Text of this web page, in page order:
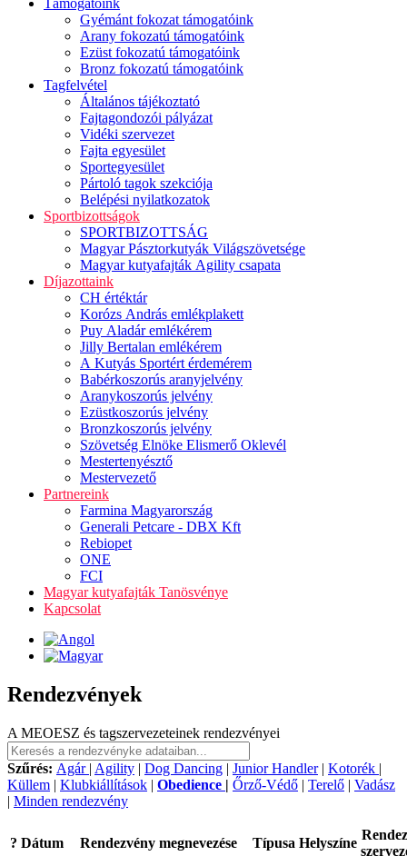
Támogatóink
Gyémánt fokozat támogatóink
Arany fokozatú támogatóink
Ezüst fokozatú támogatóink
Bronz fokozatú támogatóink
Tagfelvétel
Általános tájékoztató
Fajtagondozói pályázat
Vidéki szervezet
Fajta egyesület
Sportegyesület
Pártoló tagok szekciója
Belépési nyilatkozatok
Sportbizottságok
SPORTBIZOTTSÁG
Magyar Pásztorkutyák Világszövetsége
Magyar kutyafajták Agility csapata
Díjazottaink
CH értéktár
Korózs András emlékplakett
Puy Aladár emlékérem
Jilly Bertalan emlékérem
A Kutyás Sportért érdemérem
Babérkoszorús aranyjelvény
Aranykoszorús jelvény
Ezüstkoszorús jelvény
Bronzkoszorús jelvény
Szövetség Elnöke Elismerő Oklevél
Mestertenyésztő
Mestervezető
Partnereink
Farmina Magyarország
Generali Petcare - DBX Kft
Rebiopet
ONE
FCI
Magyar kutyafajták Tanösvénye
Kapcsolat
Rendezvények
A MEOESZ és tagszervezeteinek rendezvényei
Szűrés: Agár | Agility | Dog Dancing | Junior Handler| Kotorék |
Küllem | Klubkiállítások | Obedience | Őrző-Védő | Terelő | Vadász
| Minden rendezvény
? Dátum Rendezvény megnevezése Típusa Helyszíne